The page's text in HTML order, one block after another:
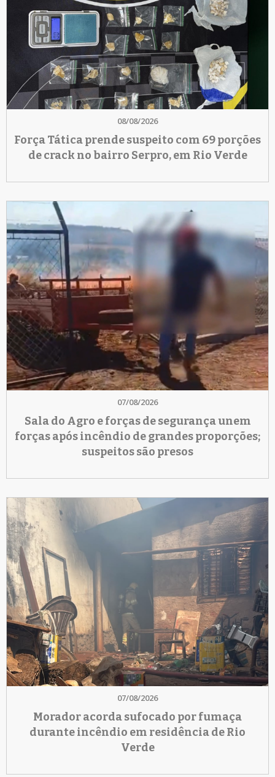
08/08/2026
Força Tática prende suspeito com 69 porções
de crack no bairro Serpro, em Rio Verde
07/08/2026
Sala do Agro e forças de segurança unem
forças após incêndio de grandes proporções;
suspeitos são presos
07/08/2026
Morador acorda sufocado por fumaça
durante incêndio em residência de Rio
Verde